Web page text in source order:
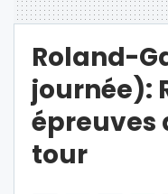
Roland-
journée):
épreuves
tour